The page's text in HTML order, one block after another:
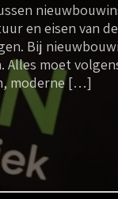
en eisen van
Bij
Alles moet
moderne […]